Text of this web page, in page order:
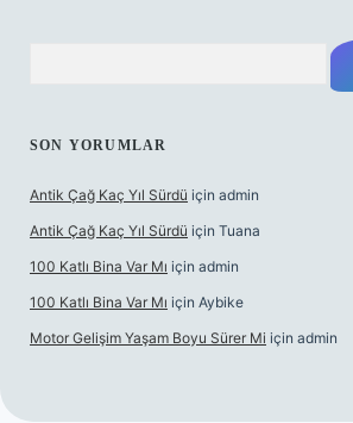
SON YORUMLAR
Antik Çağ Kaç Yıl Sürdü için admin
Antik Çağ Kaç Yıl Sürdü için Tuana
100 Katlı Bina Var Mı için admin
100 Katlı Bina Var Mı için Aybike
Motor Gelişim Yaşam Boyu Sürer Mi için admin